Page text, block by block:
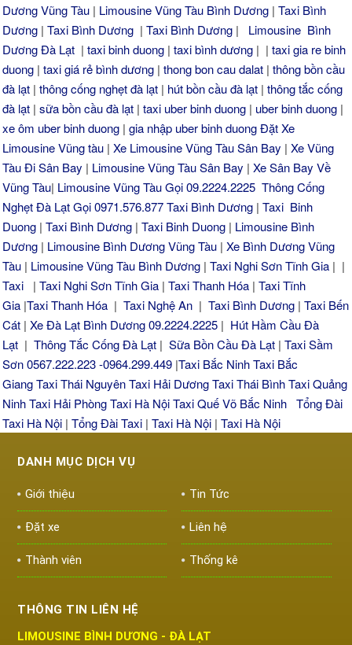
Dương Vũng Tàu | Limousine Vũng Tàu Bình Dương |Taxi Bình
Dương |Taxi Bình Dương |Taxi Bình Dương | Limousine Bình
Dương Đà Lạt |taxi binh duong |taxi bình dương | | taxi gia re binh
duong | taxi giá rẻ bình dương |thong bon cau dalat | thông bồn cầu
đà lạt |thông cống nghẹt đà lạt | hút bồn cầu đà lạt |thông tắc cống
đà lạt |sữa bồn cầu đà lạt |taxi uber binh duong | uber binh duong |
xe ôm uber binh duong |gia nhập uber binh duong Đặt Xe
Limousine Vũng tàu |Xe Limousine Vũng Tàu Sân Bay |Xe Vũng
Tàu Đi Sân Bay | Limousine Vũng Tàu Sân Bay |Xe Sân Bay Về
Vũng Tàu| Limousine Vũng Tàu Gọi 09.2224.2225 Thông Cống
Nghẹt Đà Lạt Gọi 0971.576.877 Taxi Bình Dương |Taxi Binh
Duong |Taxi Bình Dương |Taxi Binh Duong | Limousine Bình
Dương | Limousine Bình Dương Vũng Tàu |Xe Bình Dương Vũng
Tàu | Limousine Vũng Tàu Bình Dương |Taxi Nghi Sơn Tĩnh Gia | |
Taxi
| Taxi Nghi Sơn Tĩnh Gia |Taxi Thanh Hóa | Taxi Tĩnh
Gia |Taxi Thanh Hóa |Taxi Nghệ An | Taxi Bình Dương |Taxi Bến
Cát |Xe Đà Lạt Bình Dương 09.2224.2225 | Hút Hầm Cầu Đà
Lạt |Thông Tắc Cống Đà Lạt |Sữa Bồn Cầu Đà Lạt |Taxi Sầm
Sơn 0567.222.223 -0964.299.449 |Taxi Bắc Ninh Taxi Bắc
Giang Taxi Thái Nguyên Taxi Hải Dương Taxi Thái Bình Taxi Quảng
Ninh Taxi Hải Phòng Taxi Hà Nội Taxi Quế Võ Bắc Ninh Tổng Đài
Taxi Hà Nội |Tổng Đài Taxi |Taxi Hà Nội |Taxi Hà Nội
DANH MỤC DỊCH VỤ
Giới thiệu Tin Tức
Đặt xe Liên hệ
Thành viên Thống kê
THÔNG TIN LIÊN HỆ
LIMOUSINE BÌNH DƯƠNG - ĐÀ LẠT